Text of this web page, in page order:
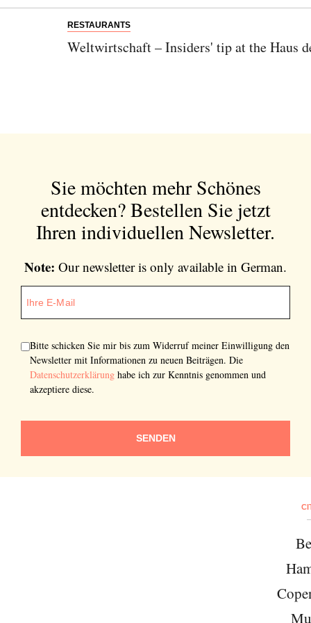
RESTAURANTS
Weltwirtschaft – Insiders' tip at the Haus
Sie möchten mehr Schönes
entdecken?Bestellen Sie jetzt
Ihren individuellen Newsletter.
Note: Our newsletter is only available in German.
Bitte schicken Sie mir bis zum Widerruf meiner Einwilligung den
Newsletter mit Informationen zu neuen Beiträgen. Die
Datenschutzerklärung habe ich zur Kenntnis genommen und
akzeptiere diese.
SENDEN
German.
SENDEN